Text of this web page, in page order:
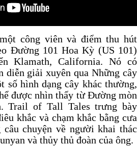
công viên và điểm thu hút
Đường 101 Hoa Kỳ (US 101)
Klamath, California. Nó có
diễn giải xuyên qua Những cây
số hình dạng cây khác thường,
được nhìn thấy từ Đường mòn
Trail of Tall Tales trưng bày
khắc và chạm khắc bằng cưa
chuyện về người khai thác
và thủy thủ đoàn của ông.